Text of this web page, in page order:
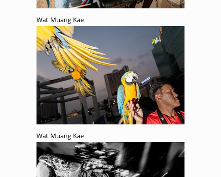
Wat Muang Kae
Wat Muang Kae